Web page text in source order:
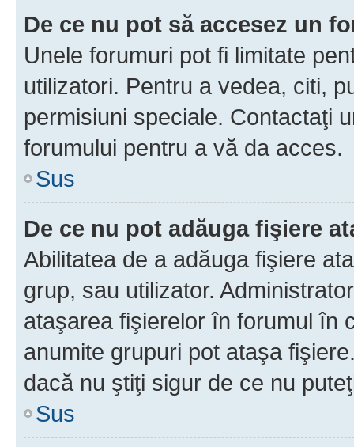
De ce nu pot să accesez un
Unele forumuri pot fi limitate
utilizatori. Pentru a vedea, citi,
permisiuni speciale. Contactaţi
forumului pentru a vă da acces.
Sus
De ce nu pot adăuga fişiere
Abilitatea de a adăuga fişiere
grup, sau utilizator.
ataşarea fişierelor în forumul în
anumite grupuri pot ataşa
dacă nu ştiţi sigur de ce nu
Sus